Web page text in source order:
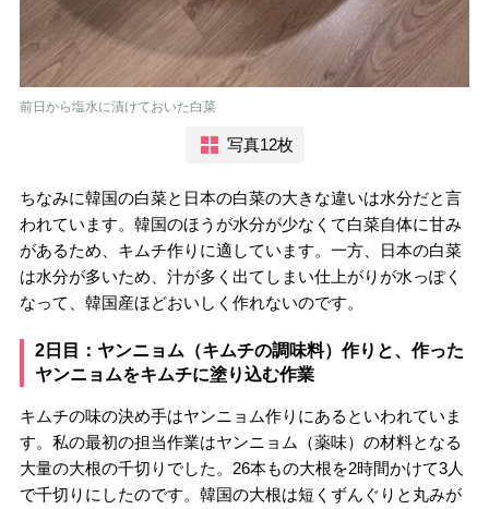
前日から塩水に漬けておいた白菜
写真12枚
ちなみに韓国の白菜と日本の白菜の大きな違いは水分だと言
われています。韓国のほうが水分が少なくて白菜自体に甘み
があるため、キムチ作りに適しています。一方、日本の白菜
は水分が多いため、汁が多く出てしまい仕上がりが水っぽく
なって、韓国産ほどおいしく作れないのです。
2日目：ヤンニョム（キムチの調味料）作りと、作った
ヤンニョムをキムチに塗り込む作業
キムチの味の決め手はヤンニョム作りにあるといわれていま
す。私の最初の担当作業はヤンニョム（薬味）の材料となる
大量の大根の千切りでした。26本もの大根を2時間かけて3人
で千切りにしたのです。韓国の大根は短くずんぐりと丸みが